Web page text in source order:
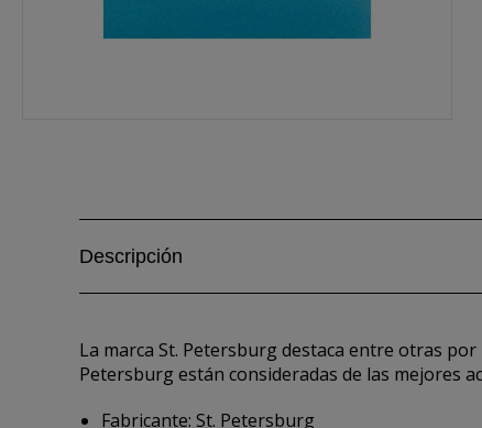
Descripción
La marca St. Petersburg destaca entre otras
Petersburg están consideradas de las mejores
Fabricante: St. Petersburg